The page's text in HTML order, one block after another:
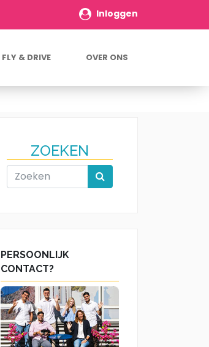
Inloggen
FLY & DRIVE OVER ONS
ZOEKEN
PERSOONLIJK
CONTACT?